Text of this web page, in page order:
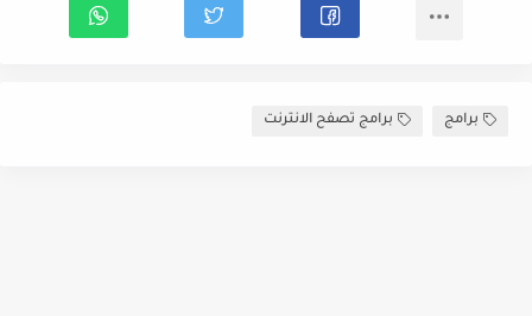
برامج برامج تصفح الانترنت